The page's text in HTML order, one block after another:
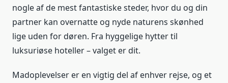
nogle af de mest fantastiske steder, hvor du og din
partner kan overnatte og nyde naturens skønhed
lige uden for døren. Fra hyggelige hytter til
luksuriøse hoteller – valget er dit.
Madoplevelser er en vigtig del af enhver rejse, og et